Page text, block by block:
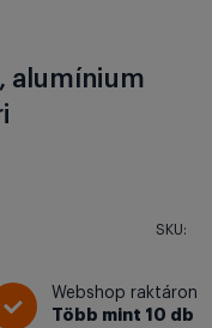
alumínium
SKU:
Webshop raktáron
Több mint 10 db